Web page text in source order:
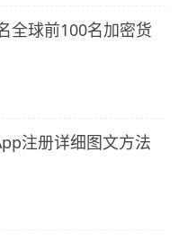
全球前100名加密货
注册详细图文方法